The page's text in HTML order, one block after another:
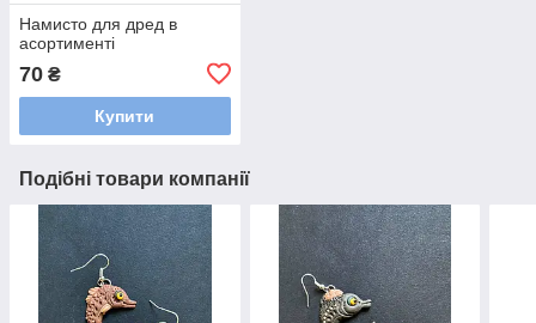
Намисто для дред в
асортименті
70 ₴
Купити
Подібні товари компанії